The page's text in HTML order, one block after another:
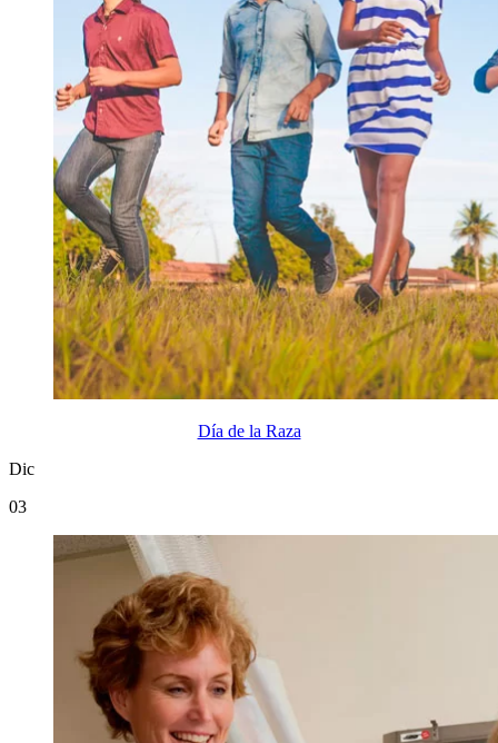
Día de la Raza
Dic
03